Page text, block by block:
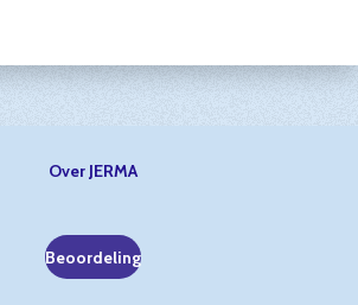
Over JERMA
Beoordeling